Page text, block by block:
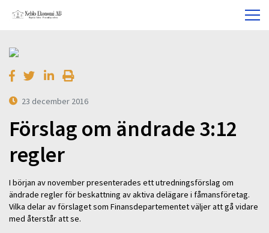
23 december 2016
Förslag om ändrade 3:12
regler
I början av november presenterades ett utredningsförslag om
ändrade regler för beskattning av aktiva delägare i fåmansföretag.
Vilka delar av förslaget som Finansdepartementet väljer att gå vidare
med återstår att se.